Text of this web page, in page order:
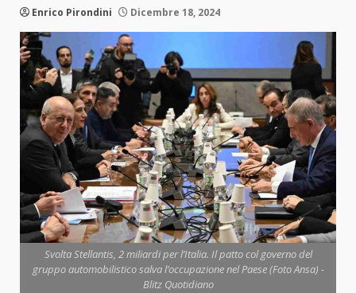
Enrico Pirondini Dicembre 18, 2024
Svolta Stellantis, 2 miliardi per l’Italia. Il patto col governo del
gruppo automobilistico salva l’occupazione nel Paese (Foto Ansa) -
Blitz Quotidiano